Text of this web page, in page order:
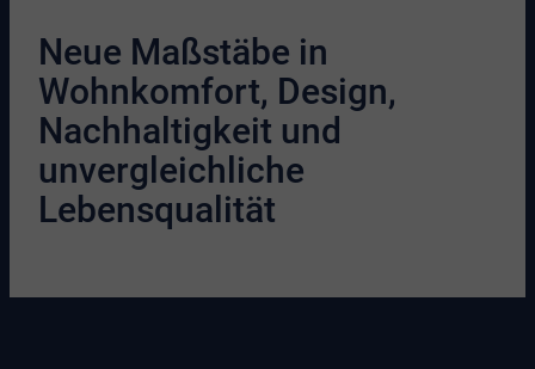
Neue Maßstäbe in
Wohnkomfort, Design,
Nachhaltigkeit und
unvergleichliche
Lebensqualität